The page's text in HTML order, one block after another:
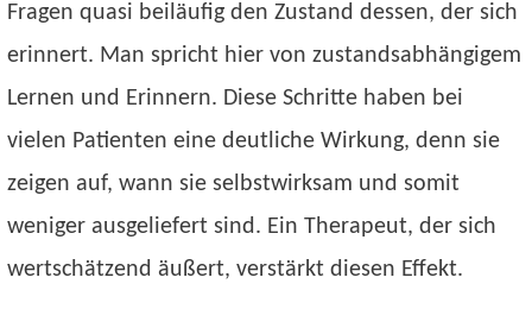
Fragen quasi beiläufig den Zustand dessen, der sich
erinnert. Man spricht hier von zustandsabhängigem
Lernen und Erinnern. Diese Schritte haben bei
vielen Patienten eine deutliche Wirkung, denn sie
zeigen auf, wann sie selbstwirksam und somit
weniger ausgeliefert sind. Ein Therapeut, der sich
wertschätzend äußert, verstärkt diesen Effekt.